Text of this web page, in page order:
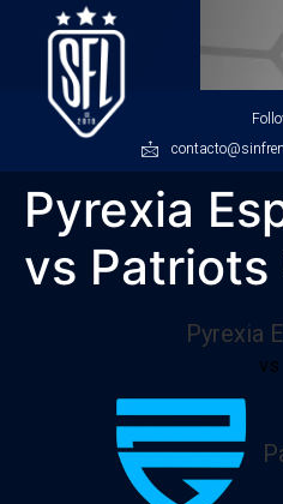
Pyrexia
vs Patriots
Pyrexia
vs